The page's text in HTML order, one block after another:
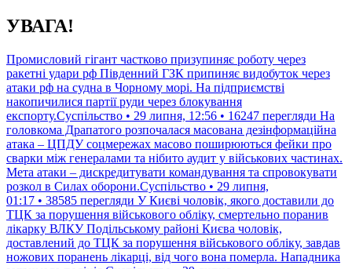
Перейти
до
УВАГА!
Промисловий гігант частково призупиняє роботу через
ракетні удари рф Південний ГЗК припиняє видобуток через
атаки рф на судна в Чорному морі. На підприємстві
накопичилися партії руди через блокування
експорту.Суспільство • 29 липня, 12:56 • 16247 перегляди На
головкома Драпатого розпочалася масована дезінформаційна
атака – ЦПДУ соцмережах масово поширюються фейки про
сварки між генералами та нібито аудит у військових частинах.
Мета атаки – дискредитувати командування та спровокувати
розкол в Силах оборони.Суспільство • 29 липня,
01:17 • 38585 перегляди У Києві чоловік, якого доставили до
ТЦК за порушення військового обліку, смертельно поранив
лікарку ВЛКУ Подільському районі Києва чоловік,
доставлений до ТЦК за порушення військового обліку, завдав
ножових поранень лікарці, від чого вона померла. Нападника